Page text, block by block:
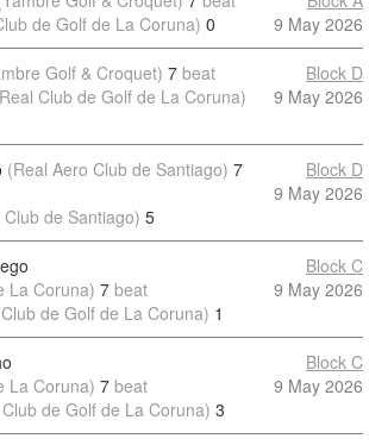
de Golf de La Coruna) 0
9 May 2026
Golf & Croquet) 7 beat
Club de Golf de La Coruna)
Block D
9 May 2026
(Real Aero Club de Santiago) 7
de Santiago) 5
Block D
9 May 2026
La Coruna) 7 beat
de Golf de La Coruna) 1
Block C
9 May 2026
La Coruna) 7 beat
de Golf de La Coruna) 3
Block C
9 May 2026